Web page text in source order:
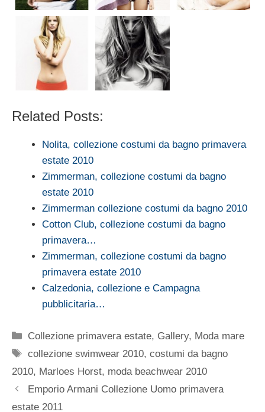
Related Posts:
Nolita, collezione costumi da bagno primavera
estate 2010
Zimmerman, collezione costumi da bagno
estate 2010
Zimmerman collezione costumi da bagno 2010
Cotton Club, collezione costumi da bagno
primavera…
Zimmerman, collezione costumi da bagno
primavera estate 2010
Calzedonia, collezione e Campagna
pubblicitaria…
Categorie
Collezione primavera estate, Gallery, Moda mare
Tag
collezione swimwear 2010,costumi da bagno
2010, Marloes Horst, moda beachwear 2010
Emporio Armani Collezione Uomo primavera
estate 2011